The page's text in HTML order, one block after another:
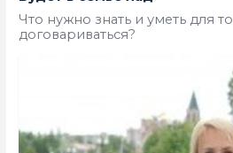
Что нужно знать и уметь для
договариваться?